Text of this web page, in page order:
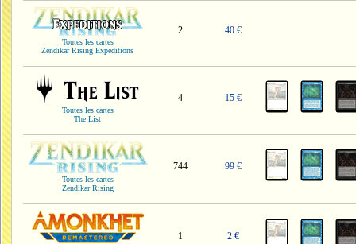
Toutes les cartes
Zendikar Rising Expeditions
2 40 €
Toutes les cartes
The List
4 15 €
Toutes les cartes
Zendikar Rising
744 99 €
1 2 €